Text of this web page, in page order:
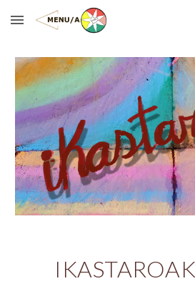
Skip to main content